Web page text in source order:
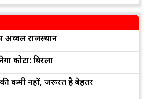
अव्वल राजस्थान
कोटा: बिरला
कमी नहीं, जरूरत है बेहतर